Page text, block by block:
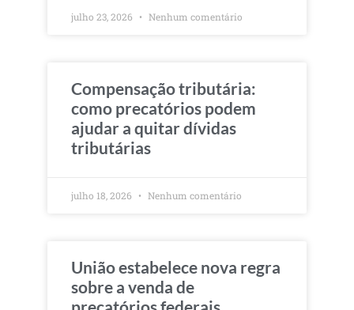
julho 23, 2026 Nenhum comentário
Compensação tributária:
como precatórios podem
ajudar a quitar dívidas
tributárias
julho 18, 2026 Nenhum comentário
União estabelece nova regra
sobre a venda de